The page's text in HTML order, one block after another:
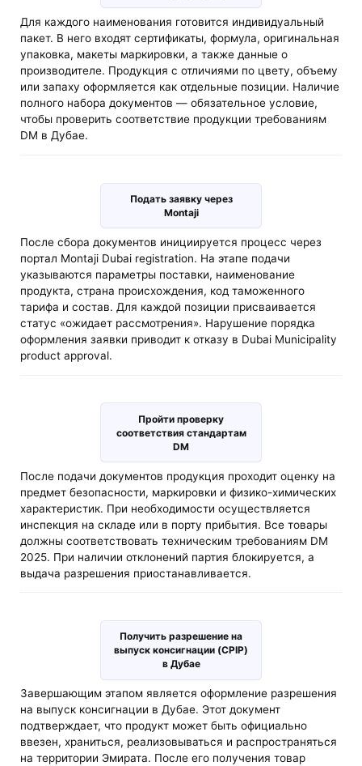
Для каждого наименования готовится индивидуальный
пакет. В него входят сертификаты, формула, оригинальная
упаковка, макеты маркировки, а также данные о
производителе. Продукция с отличиями по цвету, объему
или запаху оформляется как отдельные позиции. Наличие
полного набора документов — обязательное условие,
чтобы проверить соответствие продукции требованиям
DM в Дубае.
Подать заявку через
Montaji
После сбора документов инициируется процесс через
портал Montaji Dubai registration. На этапе подачи
указываются параметры поставки, наименование
продукта, страна происхождения, код таможенного
тарифа и состав. Для каждой позиции присваивается
статус «ожидает рассмотрения». Нарушение порядка
оформления заявки приводит к отказу в Dubai Municipality
product approval.
Пройти проверку
соответствия стандартам
DM
После подачи документов продукция проходит оценку на
предмет безопасности, маркировки и физико-химических
характеристик. При необходимости осуществляется
инспекция на складе или в порту прибытия. Все товары
должны соответствовать техническим требованиям DM
2025. При наличии отклонений партия блокируется, а
выдача разрешения приостанавливается.
Получить разрешение на
выпуск консигнации (CPIP)
в Дубае
Завершающим этапом является оформление разрешения
на выпуск консигнации в Дубае. Этот документ
подтверждает, что продукт может быть официально
ввезен, храниться, реализовываться и распространяться
на территории Эмирата. После его получения товар